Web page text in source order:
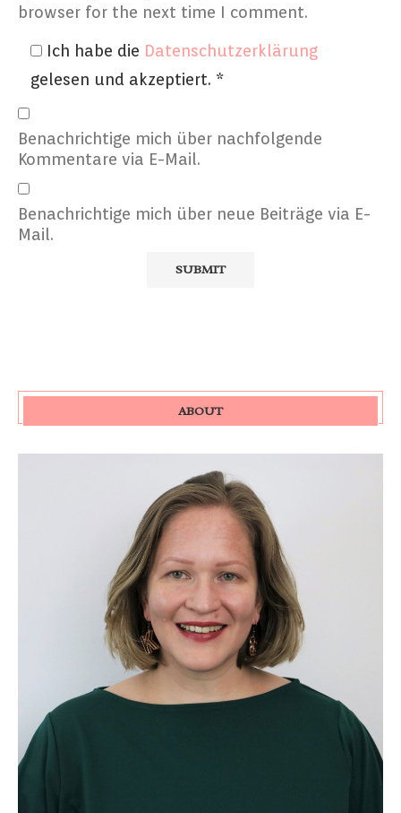
browser for the next time I comment.
Ich habe die Datenschutzerklärung
gelesen und akzeptiert. *
Benachrichtige mich über nachfolgende
Kommentare via E-Mail.
Benachrichtige mich über neue Beiträge via E-
Mail.
ABOUT